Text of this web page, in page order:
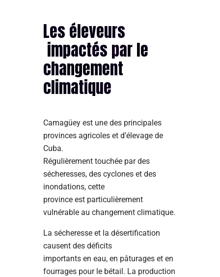
Les éleveurs
impactés par le
changement
climatique
Camagüey est une des principales
provinces agricoles et d’élevage de
Cuba.
Régulièrement touchée par des
sécheresses, des cyclones et des
inondations, cette
province est particulièrement
vulnérable au changement climatique.
La sécheresse et la désertification
causent des déficits
importants en eau, en pâturages et en
fourrages pour le bétail. La production